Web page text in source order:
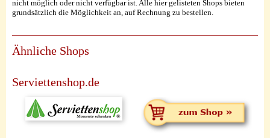
nicht möglich oder nicht verfügbar ist. Alle hier gelisteten Shops bieten
grundsätzlich die Möglichkeit an, auf Rechnung zu bestellen.
Ähnliche Shops
Serviettenshop.de